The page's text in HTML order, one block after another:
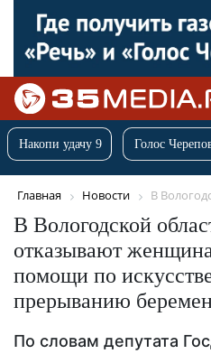
Накопи удачу 9 Голос
Главная Новости В
В Вологодской
отказывают
помощи по
прерыванию
По словам депутата